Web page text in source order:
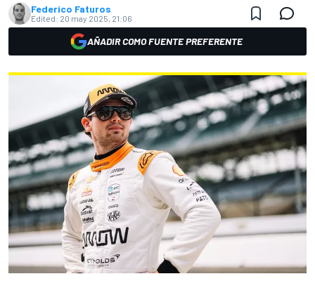
Federico Faturos
Edited: 20 may 2025, 21:06
AÑADIR COMO FUENTE PREFERENTE